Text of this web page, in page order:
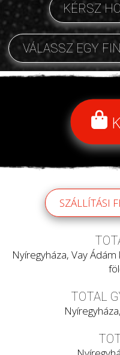
KÉRSZ
VÁLASSZ EGY
SZÁLLÍTÁSI
Nyíregyháza, Vay
TOTAL